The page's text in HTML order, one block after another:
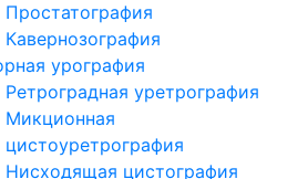
Простатография
Кавернозография
урография
Ретроградная уретрография
Микционная
цистоуретрография
Нисходящая цистография